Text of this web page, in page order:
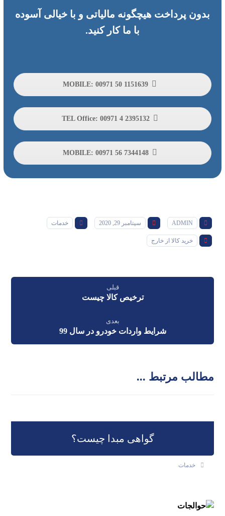
بدون پرداخت هیچگونه مالیاتی و با خیالی آسوده
با ما کار کنید.
TEL Office: 00971 4 2395132
MOBILE: 00971 56 7344148
ADMIN سپتامبر 29, 2020 خدمات
خرید کالا از خارج
قبلی
ترخیص کالا چیست
بعدی
شرایط واردات خودرو در سال 99
مطالب مرتبط ...
گواهی مبدا چیست؟
خدمات